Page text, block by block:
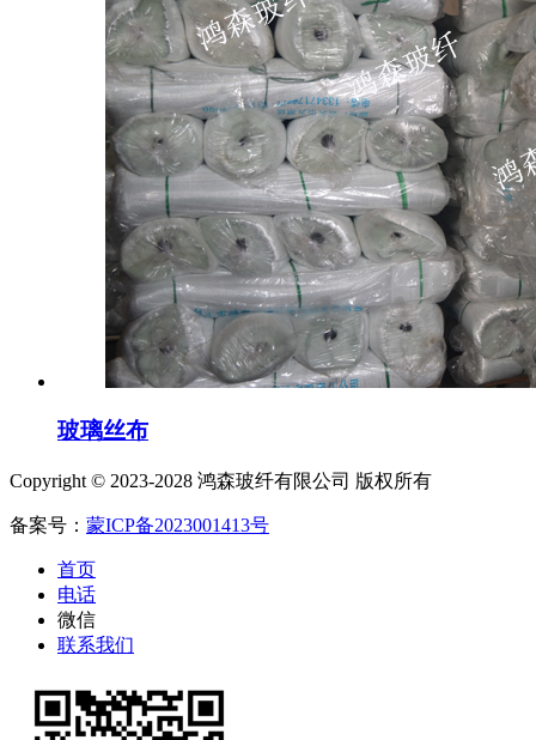
玻璃丝布
Copyright © 2023-2028 鸿森玻纤有限公司 版权所有
备案号： 蒙ICP备2023001413号
首页
电话
微信
联系我们